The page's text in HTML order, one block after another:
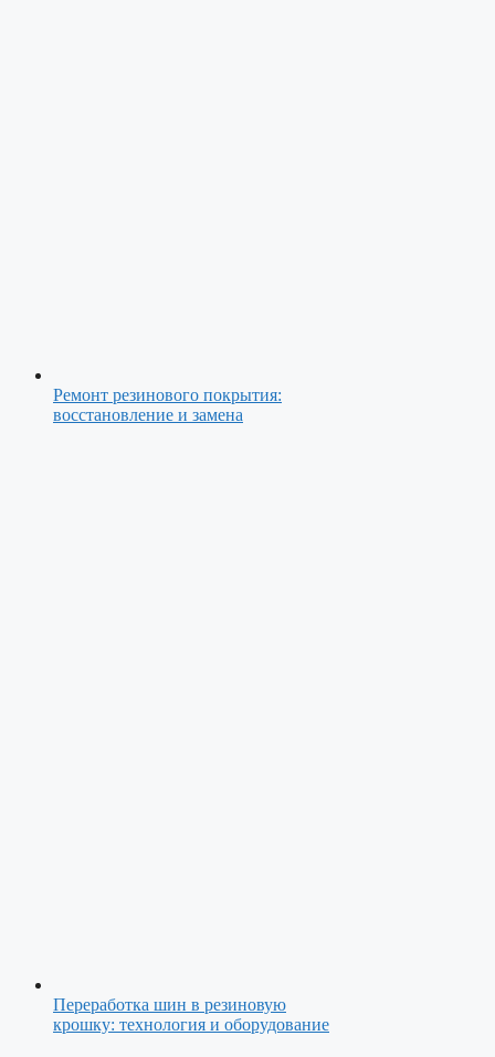
Ремонт резинового покрытия:
восстановление и замена
Переработка шин в резиновую
крошку: технология и оборудование